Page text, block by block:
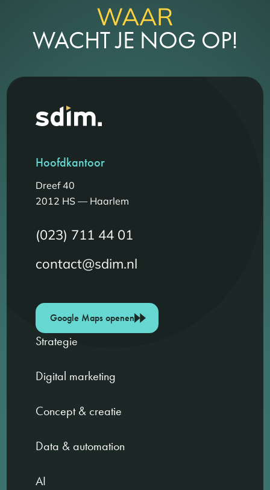
WAAR
WACHT JE NOG OP!
Hoofdkantoor
Dreef 40
2012 HS — Haarlem
(023) 711 44 01
contact@sdim.nl
Google Maps openen
Strategie
Digital marketing
Concept & creatie
Data & automation
AI